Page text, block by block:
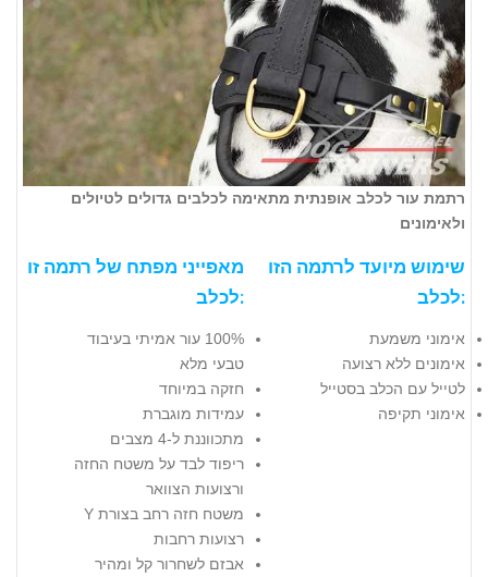
רתמת עור לכלב אופנתית מתאימה לכלבים גדולים לטיולים
ולאימונים
מאפייני מפתח של רתמה זו
לכלב:
100% עור אמיתי בעיבוד
טבעי מלא
חזקה במיוחד
עמידות מוגברת
מתכווננת ל-4 מצבים
ריפוד לבד על משטח החזה
ורצועות הצוואר
משטח חזה רחב בצורת Y
רצועות רחבות
אבזם לשחרור קל ומהיר
שימוש מיועד לרתמה הזו
לכלב:
אימוני משמעת
אימונים ללא רצועה
לטייל עם הכלב בסטייל
אימוני תקיפה